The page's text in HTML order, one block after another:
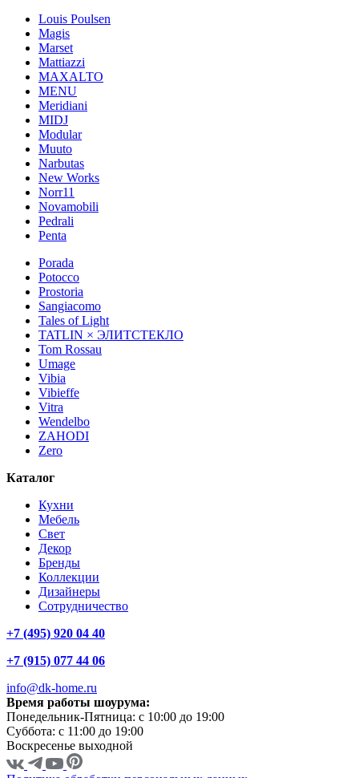
Louis Poulsen
Magis
Marset
Mattiazzi
MAXALTO
MENU
Meridiani
MIDJ
Modular
Muuto
Narbutas
New Works
Norr11
Novamobili
Pedrali
Penta
Porada
Potocco
Prostoria
Sangiacomo
Tales of Light
TATLIN × ЭЛИТСТЕКЛО
Tom Rossau
Umage
Vibia
Vibieffe
Vitra
Wendelbo
ZAHODI
Zero
Каталог
Кухни
Мебель
Свет
Декор
Бренды
Коллекции
Дизайнеры
Сотрудничество
+7 (495) 920 04 40
+7 (915) 077 44 06
info@dk-home.ru
Время работы шоурума:
Понедельник-Пятница: c 10:00 до 19:00
Суббота: c 11:00 до 19:00
Воскресенье выходной